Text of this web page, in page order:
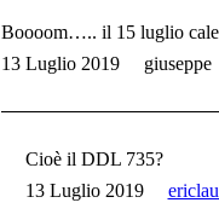
Boooom….. il 15 luglio
13 Luglio 2019
giuseppe
Cioè il DDL 735?
13 Luglio 2019